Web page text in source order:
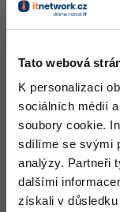
Tato webová
K personalizaci
sociálních médií
soubory cookie.
sdílíme se svými
analýzy. Partneři
dalšími
získali v
Odpovídá na
Odkdy ma C# a
mereni na
Nahoru
Odpovídá na Kapt
vajkuba1234:
Zkus sve testy